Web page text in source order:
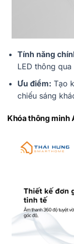
Tính năng
LED thông
Ưu điểm: Tạo
chiếu sáng
Khóa thông minh